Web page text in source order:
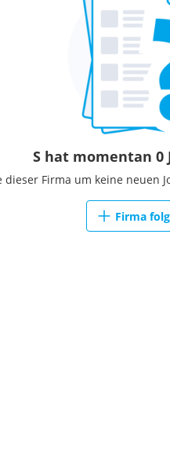
S hat momentan 0
dieser Firma um keine neuen
Firma